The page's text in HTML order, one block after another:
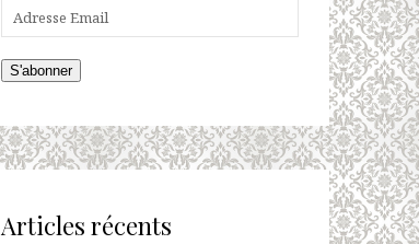
S'abonner
Articles récents